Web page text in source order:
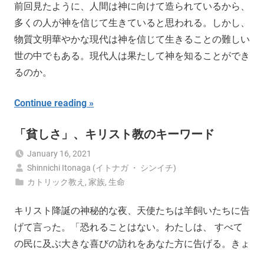
前回見たように、人間は神に向けて造られているから、
多くの人が神を信じて生きていると思われる。しかし、
物質文明華やかな現代は神を信じて生きることの難しい
世の中でもある。現代人は果たして神を知ることができ
るのか。
Continue reading
「貧しさ」、キリスト教のキーワード
January 16, 2021
Shinnichi Itonaga (イトナガ ・ シンイチ)
カトリック教え ,家族,生命
キリスト降誕の神秘的な夜、天使たちは羊飼いたちに告
げて言った。「恐れることはない。わたしは、 すべて
の民に及ぶ大きな喜びの訪れをあなた方に告げる。きょ